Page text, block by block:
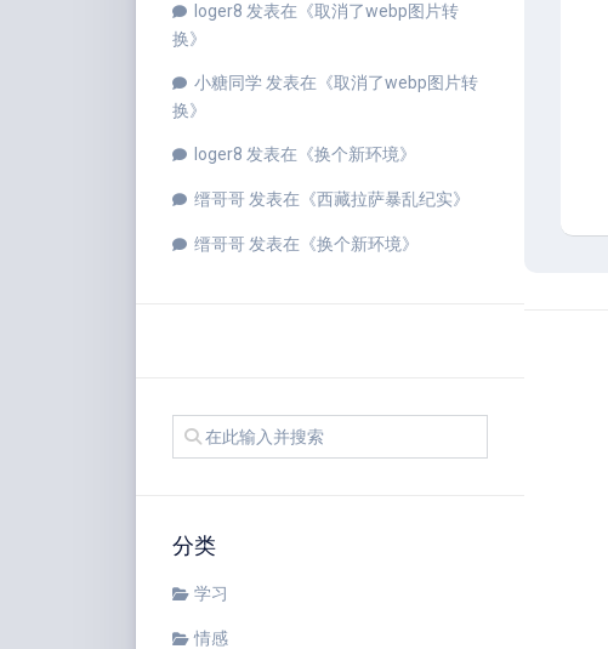
loger8 发表在《取消了webp图片转
换》
小糖同学 发表在《取消了webp图片转
换》
loger8 发表在《换个新环境》
缙哥哥 发表在《西藏拉萨暴乱纪实》
缙哥哥 发表在《换个新环境》
分类
学习
情感